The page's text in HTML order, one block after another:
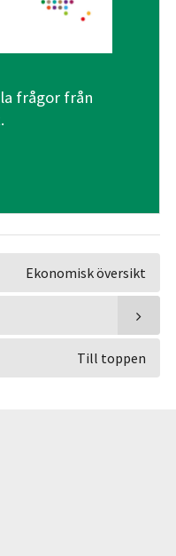
frågor från
Ekonomisk översikt
Till toppen